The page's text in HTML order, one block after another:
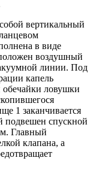
вертикальный
в виде
воздушный
линии. Под
капель
ловушки
1 заканчивается
подвешен спускной
Главный
клапана, а